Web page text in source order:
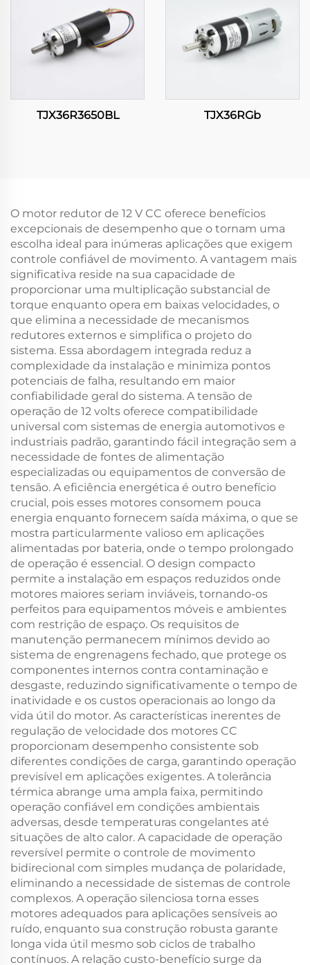
TJX36R3650BL TJX36RGb
O motor redutor de 12 V CC oferece benefícios
excepcionais de desempenho que o tornam uma
escolha ideal para inúmeras aplicações que exigem
controle confiável de movimento. A vantagem mais
significativa reside na sua capacidade de
proporcionar uma multiplicação substancial de
torque enquanto opera em baixas velocidades, o
que elimina a necessidade de mecanismos
redutores externos e simplifica o projeto do
sistema. Essa abordagem integrada reduz a
complexidade da instalação e minimiza pontos
potenciais de falha, resultando em maior
confiabilidade geral do sistema. A tensão de
operação de 12 volts oferece compatibilidade
universal com sistemas de energia automotivos e
industriais padrão, garantindo fácil integração sem a
necessidade de fontes de alimentação
especializadas ou equipamentos de conversão de
tensão. A eficiência energética é outro benefício
crucial, pois esses motores consomem pouca
energia enquanto fornecem saída máxima, o que se
mostra particularmente valioso em aplicações
alimentadas por bateria, onde o tempo prolongado
de operação é essencial. O design compacto
permite a instalação em espaços reduzidos onde
motores maiores seriam inviáveis, tornando-os
perfeitos para equipamentos móveis e ambientes
com restrição de espaço. Os requisitos de
manutenção permanecem mínimos devido ao
sistema de engrenagens fechado, que protege os
componentes internos contra contaminação e
desgaste, reduzindo significativamente o tempo de
inatividade e os custos operacionais ao longo da
vida útil do motor. As características inerentes de
regulação de velocidade dos motores CC
proporcionam desempenho consistente sob
diferentes condições de carga, garantindo operação
previsível em aplicações exigentes. A tolerância
térmica abrange uma ampla faixa, permitindo
operação confiável em condições ambientais
adversas, desde temperaturas congelantes até
situações de alto calor. A capacidade de operação
reversível permite o controle de movimento
bidirecional com simples mudança de polaridade,
eliminando a necessidade de sistemas de controle
complexos. A operação silenciosa torna esses
motores adequados para aplicações sensíveis ao
ruído, enquanto sua construção robusta garante
longa vida útil mesmo sob ciclos de trabalho
contínuos. A relação custo-benefício surge da